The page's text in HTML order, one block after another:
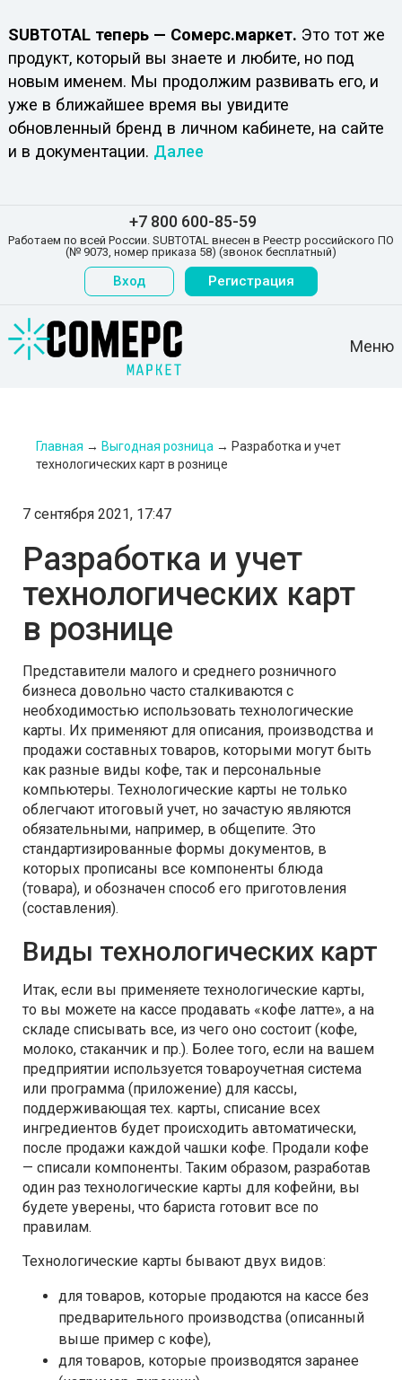
SUBTOTAL теперь — Сомерс.маркет. Это тот же
продукт, который вы знаете и любите, но под
новым именем. Мы продолжим развивать его, и
уже в ближайшее время вы увидите
обновленный бренд в личном кабинете, на сайте
и в документации. Далее
+7 800 600-85-59
Работаем по всей России. SUBTOTAL внесен в Реестр российского ПО
(№ 9073, номер приказа 58) (звонок бесплатный)
Вход Регистрация
Меню
Главная → Выгодная розница → Разработка и учет
технологических карт в рознице
7 сентября 2021, 17:47
Разработка и учет
технологических карт
в рознице
Представители малого и среднего розничного
бизнеса довольно часто сталкиваются с
необходимостью использовать технологические
карты. Их применяют для описания, производства и
продажи составных товаров, которыми могут быть
как разные виды кофе, так и персональные
компьютеры. Технологические карты не только
облегчают итоговый учет, но зачастую являются
обязательными, например, в общепите. Это
стандартизированные формы документов, в
которых прописаны все компоненты блюда
(товара), и обозначен способ его приготовления
(составления).
Виды технологических карт
Итак, если вы применяете технологические карты,
то вы можете на кассе продавать «кофе латте», а на
складе списывать все, из чего оно состоит (кофе,
молоко, стаканчик и пр.). Более того, если на вашем
предприятии используется товароучетная система
или программа (приложение) для кассы,
поддерживающая тех. карты, списание всех
ингредиентов будет происходить автоматически,
после продажи каждой чашки кофе. Продали кофе
— списали компоненты. Таким образом, разработав
один раз технологические карты для кофейни, вы
будете уверены, что бариста готовит все по
правилам.
Технологические карты бывают двух видов:
для товаров, которые продаются на кассе без
предварительного производства (описанный
выше пример с кофе),
для товаров, которые производятся заранее